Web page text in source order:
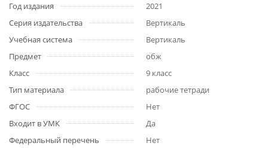
Год издания
2021
Серия издательства
Вертикаль
Учебная система
Вертикаль
Предмет
обж
Класс
9 класс
Тип материала
рабочие тетради
ФГОС
Нет
Входит в УМК
Да
Федеральный перечень
Нет